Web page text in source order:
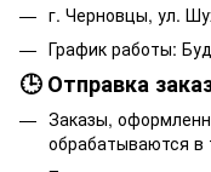
г. Черновцы, ул.
График работы:
🕒 Отправка
Заказы,
обрабатываются в